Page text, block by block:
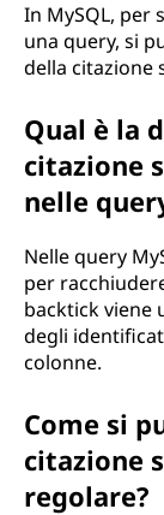
In MySQL, per
una query, si
della citazione
Qual è la
citazione
nelle
Nelle query
per
backtick viene
degli
colonne.
Come si
citazione
regolare?